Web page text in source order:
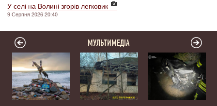
У селі на Волині згорів легковик
9 Серпня 2026 20:40
МУЛЬТИМЕДІА